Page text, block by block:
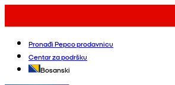
Pronađi Pepco prodavnicu
Centar za podršku
Bosanski